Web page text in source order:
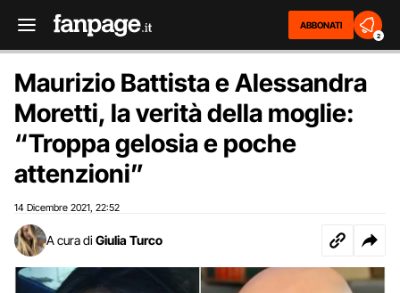
ABBONATI
2
Maurizio Battista e Alessandra
Moretti, la verità della moglie:
“Troppa gelosia e poche
attenzioni”
14 Dicembre 2021 22:52
A cura di Giulia Turco